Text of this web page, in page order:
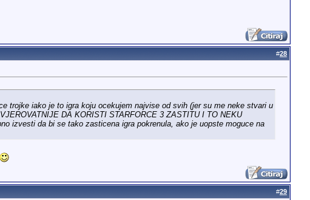
#28
trojke iako je to igra koju ocekujem najvise od svih (jer su me neke stvari u
DA KORISTI STARFORCE 3 ZASTITU I TO NEKU
izvesti da bi se tako zasticena igra pokrenula, ako je uopste moguce na
#29